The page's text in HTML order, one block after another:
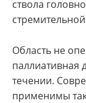
ствола
Область не
паллиативная
течении.
применимы